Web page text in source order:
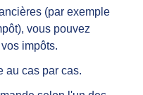
(par exemple
vous pouvez
impôts.
au cas par cas.